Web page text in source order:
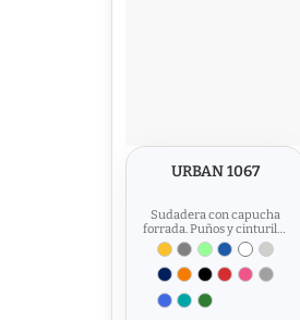
URBAN 1067
Sudadera con capucha
forrada. Puños y cinturilla
en canalé 2x1 con
elastano. Cubrecosturas
del...